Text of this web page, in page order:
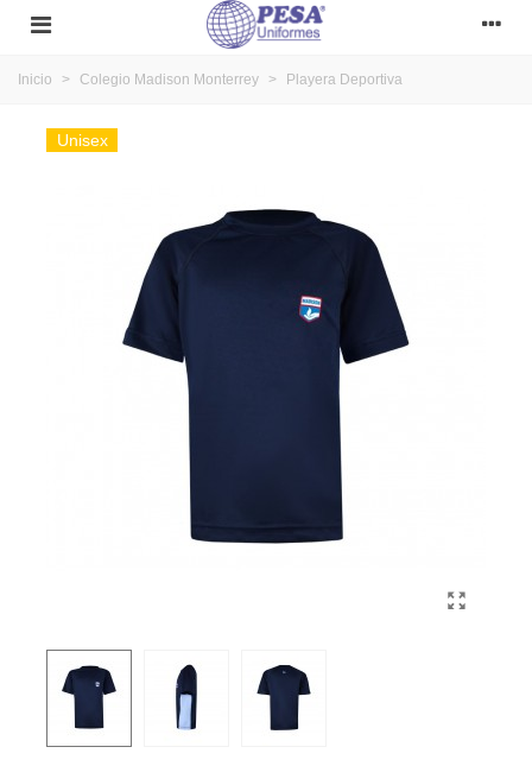
Inicio > Colegio Madison Monterrey > Playera Deportiva
Unisex